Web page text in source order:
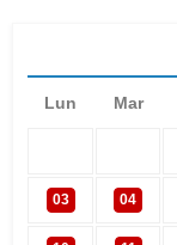
Lun Mar
03 04